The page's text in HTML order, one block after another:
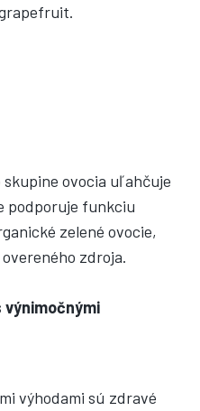
ovocia uľahčuje
podporuje funkciu
zelené ovocie,
zdroja.
výnimočnými
výhodami sú zdravé